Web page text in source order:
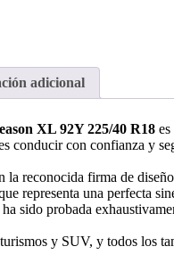
adicional
XL 92Y 225/40 R18
conducir con confianza y
reconocida firma de
representa una perfecta
sido probada
y SUV, y todos los